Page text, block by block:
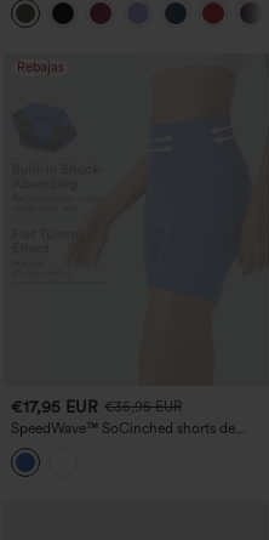
scrunch que realza los glúteos, control
de abdomen y con bolsillo, moldeadores
Rebajas
€17,95 EUR €35,95 EUR
SpeedWave™ SoCinched shorts de
ciclismo de talle alto 5'' con control
abdominal, antideslizantes, de secado
rápido y bolsillos